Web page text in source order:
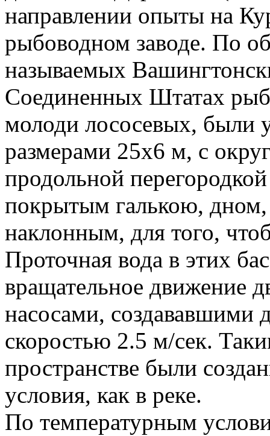
направлении опыты на
рыбоводном заводе. По
называемых
Соединенных Штатах
молоди лососевых, были
размерами 25х6 м, с
продольной
покрытым галькою, дном,
наклонным, для того,
Проточная вода в этих
вращательное движение
насосами, создававшими
скоростью 2.5 м/сек.
пространстве были
условия, как в реке.
По температурным